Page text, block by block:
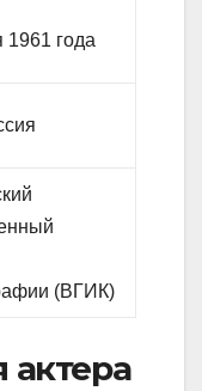
года
(ВГИК)
актера